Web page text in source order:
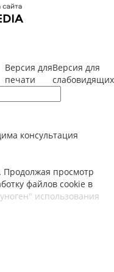
Версия для
слабовидящих
Версия для
печати
консультация
Продолжая просмотр
файлов cookie в
использования